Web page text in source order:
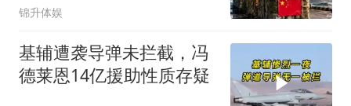
锦升体娱
基辅遭袭导弹未拦截，冯
德莱恩14亿援助性质存疑